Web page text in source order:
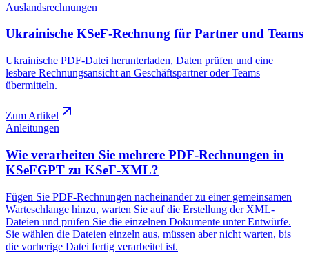
Auslandsrechnungen
Ukrainische KSeF-Rechnung für Partner und Teams
Ukrainische PDF-Datei herunterladen, Daten prüfen und eine
lesbare Rechnungsansicht an Geschäftspartner oder Teams
übermitteln.
Zum Artikel
Anleitungen
Wie verarbeiten Sie mehrere PDF-Rechnungen in
KSeFGPT zu KSeF-XML?
Fügen Sie PDF-Rechnungen nacheinander zu einer gemeinsamen
Warteschlange hinzu, warten Sie auf die Erstellung der XML-
Dateien und prüfen Sie die einzelnen Dokumente unter Entwürfe.
Sie wählen die Dateien einzeln aus, müssen aber nicht warten, bis
die vorherige Datei fertig verarbeitet ist.